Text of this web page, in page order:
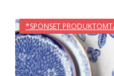
*SPONSET